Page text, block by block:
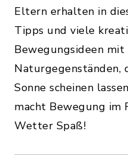
Eltern erhalten in
Tipps und viele
Bewegungsideen
Naturgegenständen,
Sonne scheinen
macht Bewegung im
Wetter Spaß!